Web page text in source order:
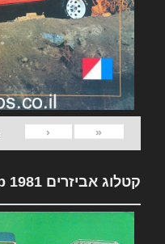
«
‹
קטלוג אביזרים 1981 Jeep